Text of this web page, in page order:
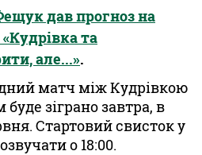
дав прогноз на
та
але...».
матч між Кудрівкою
буде зіграно завтра, в
Стартовий свисток у
о 18:00.